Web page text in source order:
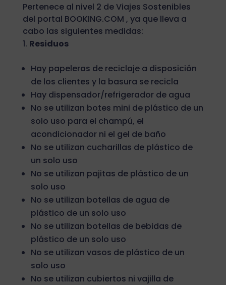
Pertenece al nivel 2 de Viajes Sostenibles
del portal BOOKING.COM , ya que lleva a
cabo las siguientes medidas:
Residuos
Hay papeleras de reciclaje a disposición
de los clientes y la basura se recicla
Hay dispensador/refrigerador de agua
No se utilizan botes mini de plástico de un
solo uso para el champú, el
acondicionador ni el gel de baño
No se utilizan cucharillas de plástico de
un solo uso
No se utilizan pajitas de plástico de un
solo uso
No se utilizan botellas de agua de
plástico de un solo uso
No se utilizan botellas de bebidas de
plástico de un solo uso
No se utilizan vasos de plástico de un
solo uso
No se utilizan cubiertos ni vajilla de